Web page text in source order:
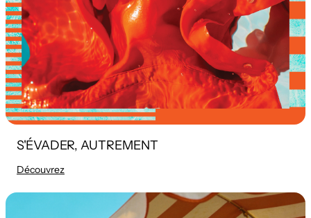
S'ÉVADER, AUTREMENT
Découvrez